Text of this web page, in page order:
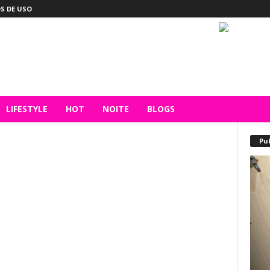
DE USO
LIFESTYLE HOT NOITE BLOGS